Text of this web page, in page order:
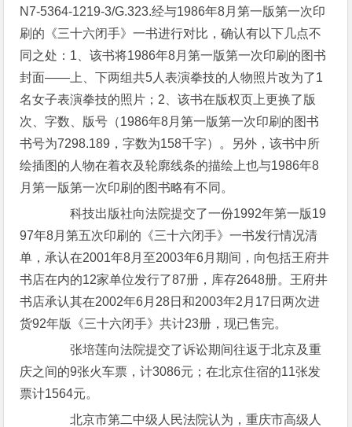
N7-5364-1219-3/G.323.经与1986年8月第一版第一次印
刷的《三十六闭手》一书进行对比，确认有以下几点不
同之处：1、该书将1986年8月第一版第一次印刷的图书
封面——上、下两组共5人表演拳技的人物照片改为了1
名女子表演拳技的照片；2、该书在版权页上更换了版
次、字数、版号（1986年8月第一版第一次印刷的图书
书号为7298.189，字数为158千字）。另外，该书中所
绘插图的人物在着衣及轮廓线条的描绘上也与1986年8
月第一版第一次印刷的图书略有不同。
科技出版社向法院提交了一份1992年第一版19
97年8月第五次印刷的《三十六闭手》一书发行情况清
单，承认在2001年8月至2003年6月期间，向包括王府井
书店在内的12家单位发行了87册，库存2648册。王府井
书店承认其在2002年6月28日和2003年2月17日两次进
货92年版《三十六闭手》共计23册，现已售完。
张培莲向法院提交了诉讼期间往返于北京及重
庆之间的9张火车票，计3086元；在北京住宿的11张发
票计1564元。
北京市第二中级人民法院认为，重庆市高级人